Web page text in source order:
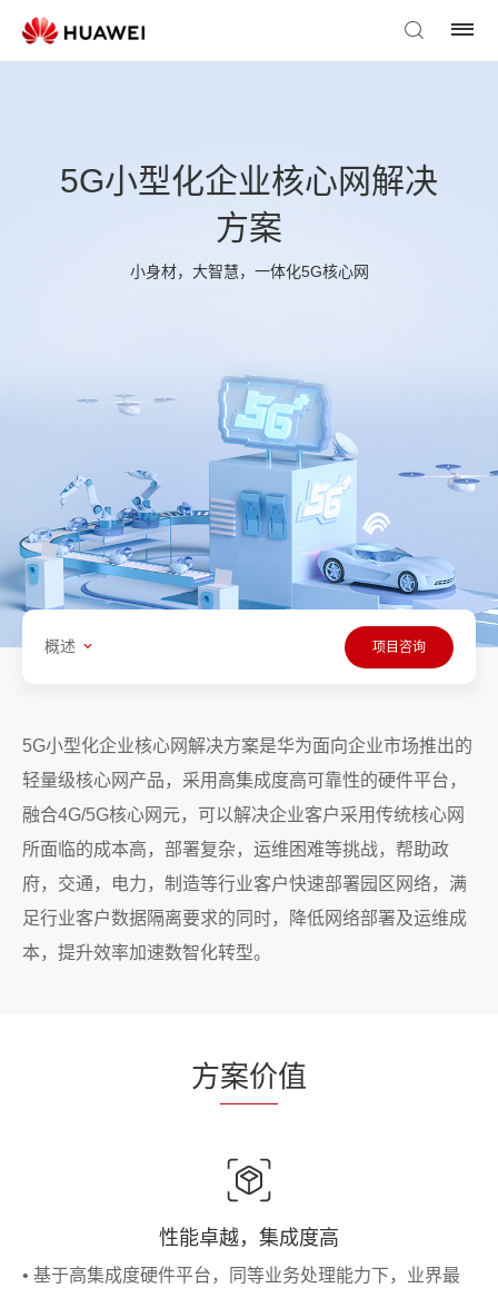
5G小型化企业核心网解决
方案
小身材，大智慧，一体化5G核心网
概述 项目咨询
5G小型化企业核心网解决方案是华为面向企业市场推出的
轻量级核心网产品，采用高集成度高可靠性的硬件平台，
融合4G/5G核心网元，可以解决企业客户采用传统核心网
所面临的成本高，部署复杂，运维困难等挑战，帮助政
府，交通，电力，制造等行业客户快速部署园区网络，满
足行业客户数据隔离要求的同时，降低网络部署及运维成
本，提升效率加速数智化转型。
方案价值
性能卓越，集成度高
• 基于高集成度硬件平台，同等业务处理能力下，业界最